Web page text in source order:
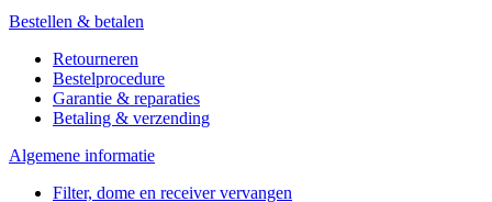
Bestellen & betalen
Retourneren
Bestelprocedure
Garantie & reparaties
Betaling & verzending
Algemene informatie
Filter, dome en receiver vervangen